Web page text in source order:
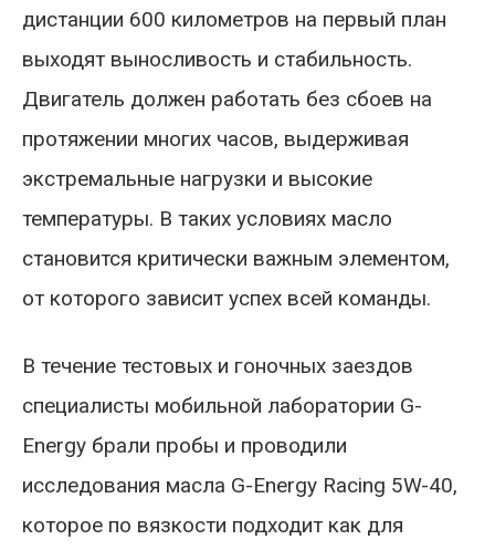
дистанции 600 километров на первый план
выходят выносливость и стабильность.
Двигатель должен работать без сбоев на
протяжении многих часов, выдерживая
экстремальные нагрузки и высокие
температуры. В таких условиях масло
становится критически важным элементом,
от которого зависит успех всей команды.
В течение тестовых и гоночных заездов
специалисты мобильной лаборатории G-
Energy брали пробы и проводили
исследования масла G-Energy Racing 5W-40,
которое по вязкости подходит как для